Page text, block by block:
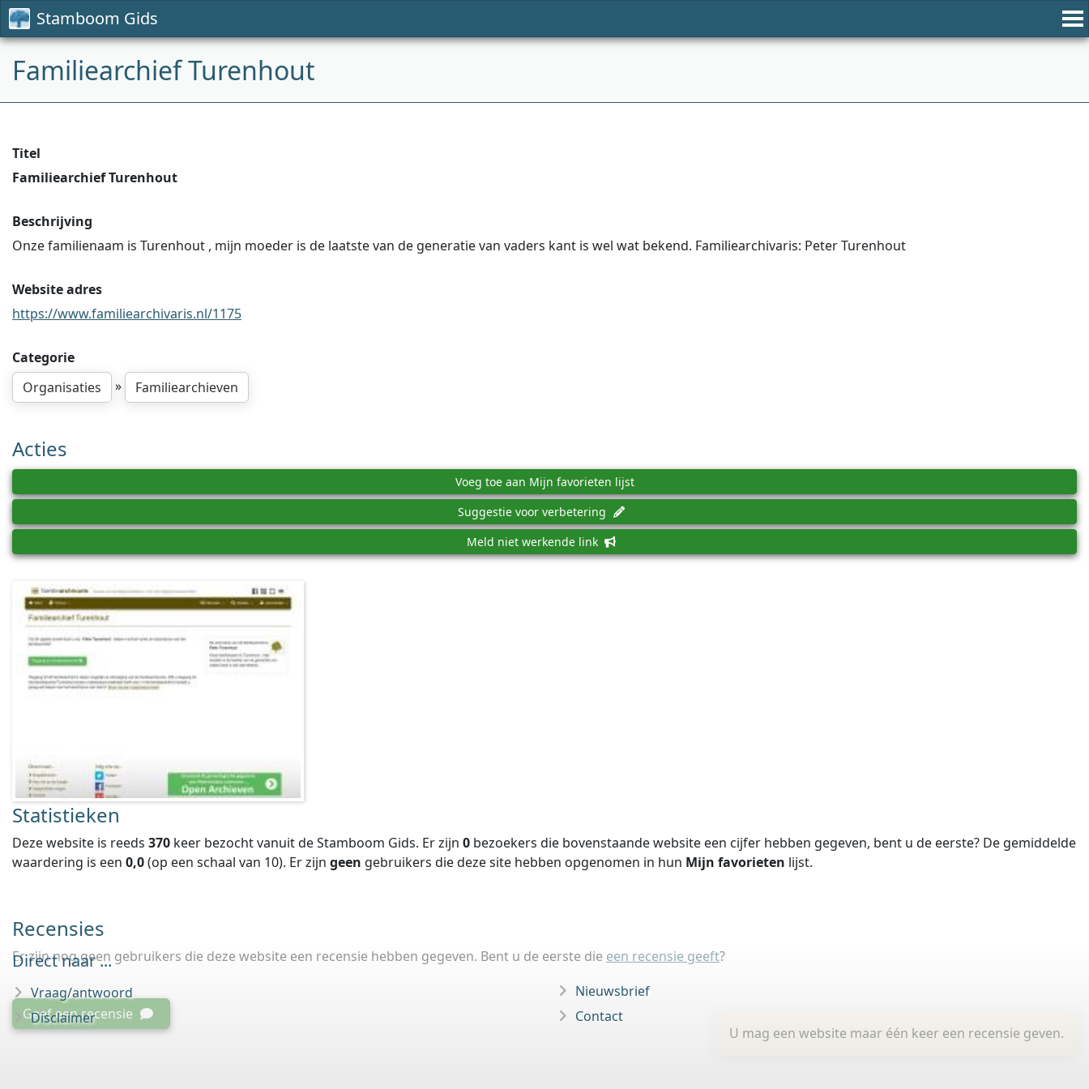
Stamboom Gids
Familiearchief Turenhout
Titel
Familiearchief Turenhout
Beschrijving
Onze familienaam is Turenhout , mijn moeder is de laatste van de generatie van vaders kant is wel wat bekend. Familiearchivaris: Peter Turenhout
Website adres
https://www.familiearchivaris.nl/1175
Categorie
Organisaties
» Familiearchieven
Acties
Voeg toe aan Mijn favorieten lijst
Suggestie voor verbetering
Meld niet werkende link
Statistieken
Deze website is reeds 370 keer bezocht vanuit de Stamboom Gids. Er zijn 0 bezoekers die bovenstaande website een cijfer hebben gegeven, bent u de eerste? De gemiddelde
waardering is een 0,0(op een schaal van 10). Er zijn geen gebruikers die deze site hebben opgenomen in hun Mijn favorieten lijst.
Recensies
Er zijn nog geen gebruikers die deze website een recensie hebben gegeven. Bent u de eerste die een recensie geeft?
U mag een website maar één keer een recensie geven.
Geef een recensie
Direct naar ...
Vraag/antwoord
Disclaimer
Nieuwsbrief
Contact